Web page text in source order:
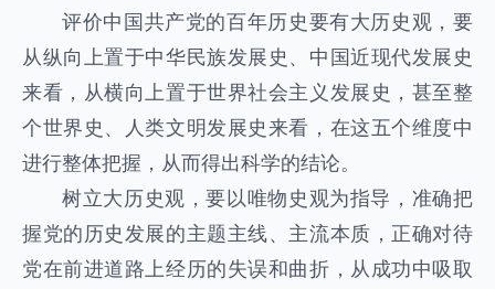
评价中国共产党的百年历史要有大历史观，要
从纵向上置于中华民族发展史、中国近现代发展史
来看，从横向上置于世界社会主义发展史，甚至整
个世界史、人类文明发展史来看，在这五个维度中
进行整体把握，从而得出科学的结论。
树立大历史观，要以唯物史观为指导，准确把
握党的历史发展的主题主线、主流本质，正确对待
党在前进道路上经历的失误和曲折，从成功中吸取